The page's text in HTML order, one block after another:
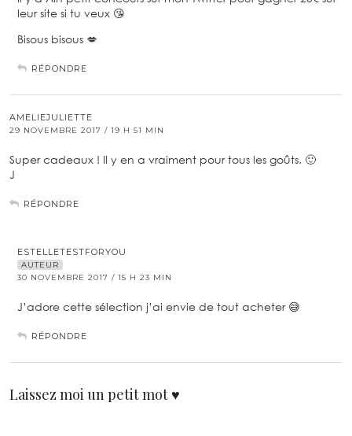
leur site si tu veux 😘
Bisous bisous 💋
RÉPONDRE
AMELIEJULIETTE
29 NOVEMBRE 2017 / 19 H 51 MIN
Super cadeaux ! Il y en a vraiment pour tous les goûts. 🙂
J
RÉPONDRE
ESTELLETESTFORYOU
AUTEUR
30 NOVEMBRE 2017 / 15 H 23 MIN
J’adore cette sélection j’ai envie de tout acheter 😅
RÉPONDRE
Laissez moi un petit mot ♥